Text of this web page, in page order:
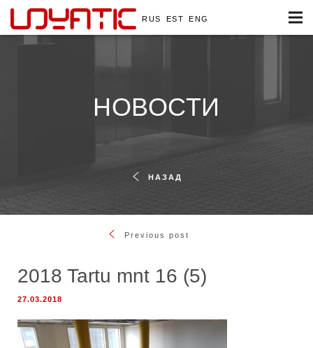
RUS EST ENG
НОВОСТИ
НАЗАД
Previous post
2018 Tartu mnt 16 (5)
27.03.2018